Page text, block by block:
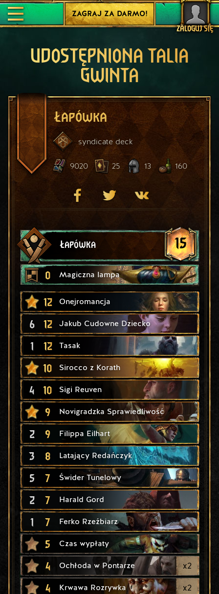
ZALOGUJ SIĘ
ZAGRAJ ZA DARMO!
UDOSTĘPNIONA TALIA
GWINTA
Łapówka
syndicate deck
9020 25 13 160
Łapówka 15
0 Magiczna lampa
12 Onejromancja
6 12 Jakub Cudowne Dziecko
1 12 Tasak
10 Sirocco z Korath
4 10 Sigi Reuven
9 Novigradzka Sprawiedliwość
2 9 Filippa Eilhart
3 8 Latający Redańczyk
5 7 Świder Tunelowy
2 7 Harald Gord
1 7 Ferko Rzeźbiarz
5 Czas wypłaty
4 Ochłoda w Pontarze x2
4 Krwawa Rozrywka x2